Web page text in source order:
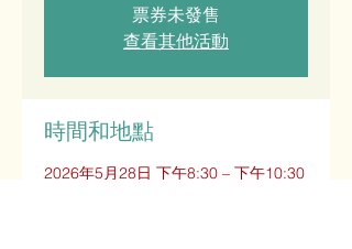
票券未發售
查看其他活動
時間和地點
2026年5月28日 下午8:30 – 下午10:30